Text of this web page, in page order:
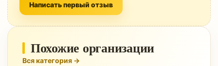
Написать первый отзыв
Похожие организации
Вся категория →